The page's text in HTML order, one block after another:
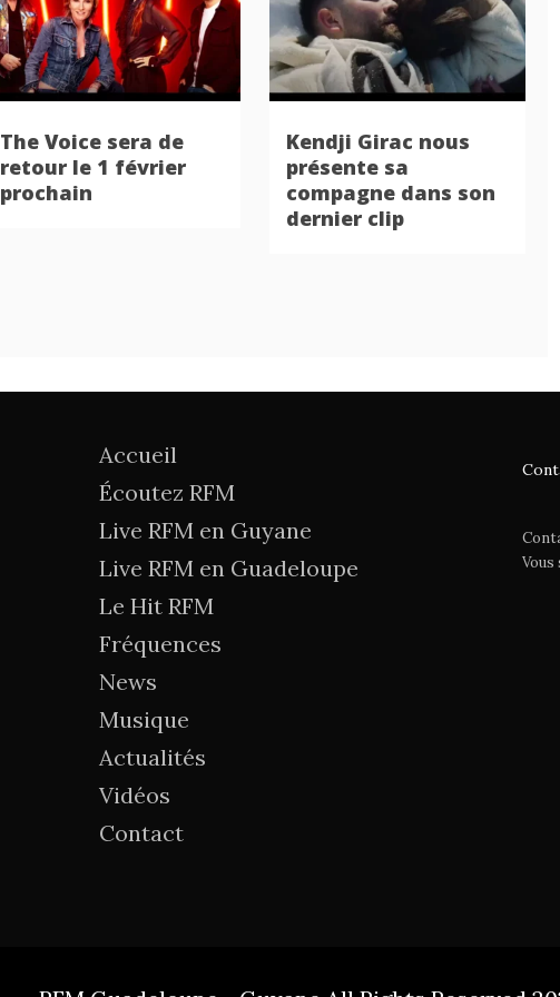
The Voice sera de
retour le 1 février
prochain
Kendji Girac nous
présente sa
compagne dans son
dernier clip
Accueil
Écoutez RFM
Live RFM en Guyane
Live RFM en Guadeloupe
Le Hit RFM
Fréquences
News
Musique
Actualités
Vidéos
Contact